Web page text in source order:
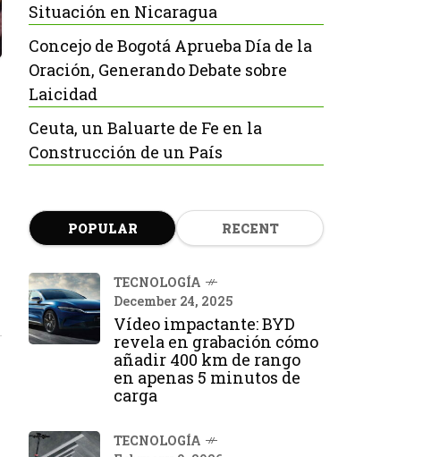
Situación en Nicaragua
Concejo de Bogotá Aprueba Día de la
Oración, Generando Debate sobre
Laicidad
Ceuta, un Baluarte de Fe en la
Construcción de un País
POPULAR RECENT
TECNOLOGÍA
December 24, 2025
Vídeo impactante: BYD
revela en grabación cómo
añadir 400 km de rango
en apenas 5 minutos de
carga
TECNOLOGÍA